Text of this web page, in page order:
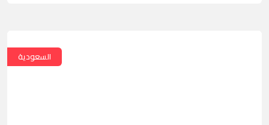
السعودية